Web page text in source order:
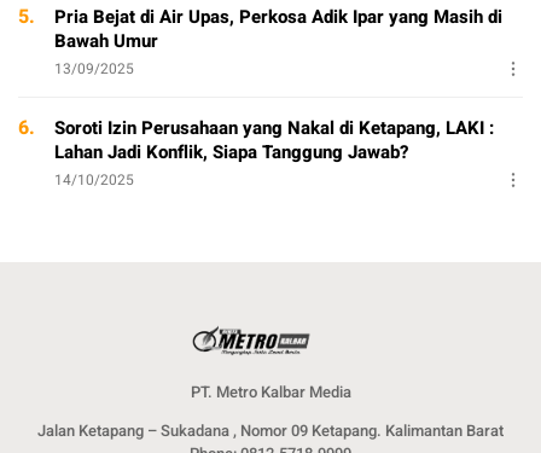
5.
Pria Bejat di Air Upas, Perkosa Adik Ipar yang Masih di
Bawah Umur
13/09/2025
6.
Soroti Izin Perusahaan yang Nakal di Ketapang, LAKI :
Lahan Jadi Konflik, Siapa Tanggung Jawab?
14/10/2025
PT. Metro Kalbar Media
Jalan Ketapang – Sukadana , Nomor 09 Ketapang. Kalimantan Barat